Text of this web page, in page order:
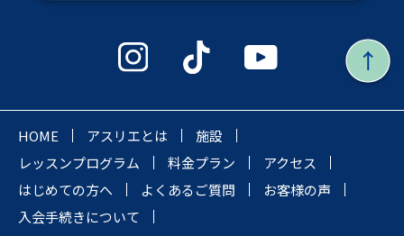
HOME アスリエとは
施設
レッスンプログラム
料金プラン
アクセス
はじめての方へ
よくあるご質問
お客様の声
入会手続きについて